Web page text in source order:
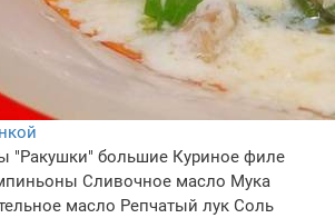
"Ракушки" большие Куриное филе
Сливочное масло Мука
масло Репчатый лук Соль